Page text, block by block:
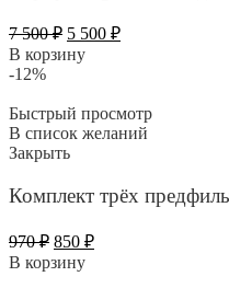
7 500₽ Первоначальная
цена
составляла
500 ₽.
5 500 ₽Текущая
В корзину
-12%
Быстрый просмотр
В список желаний
Закрыть
Комплект трёх
970₽ Первоначальная
цена
составляла
850 ₽Текущая
В корзину